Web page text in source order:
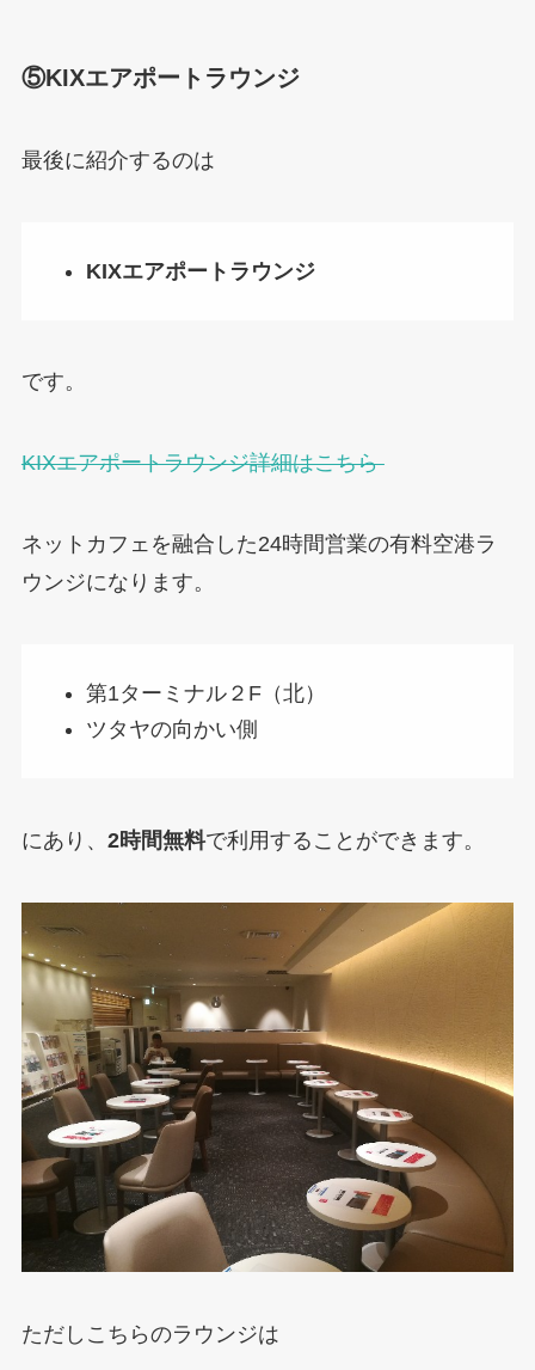
⑤KIXエアポートラウンジ
最後に紹介するのは
KIXエアポートラウンジ
です。
KIXエアポートラウンジ詳細はこちら
ネットカフェを融合した24時間営業の有料空港ラ
ウンジになります。
第1ターミナル２F（北）
ツタヤの向かい側
にあり、 2時間無料で利用することができます。
ただしこちらのラウンジは